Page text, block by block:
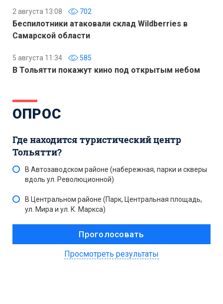
2 августа 13:08 702
Беспилотники атаковали склад Wildberries в
Самарской области
5 августа 11:34 585
В Тольятти покажут кино под открытым небом
ОПРОС
Где находится туристический центр
Тольятти?
В Автозаводском районе (набережная, парки и скверы
вдоль ул. Революционной)
В Центральном районе (Парк, Центральная площадь,
ул. Мира и ул. К. Маркса)
Просмотреть результаты